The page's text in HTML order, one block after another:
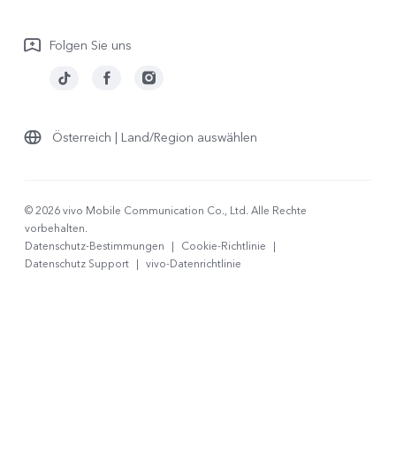
Folgen Sie uns
Österreich | Land/Region auswählen
© 2026 vivo Mobile Communication Co., Ltd. Alle Rechte
vorbehalten.
Datenschutz-Bestimmungen
| Cookie-Richtlinie
|
Datenschutz Support | vivo-Datenrichtlinie